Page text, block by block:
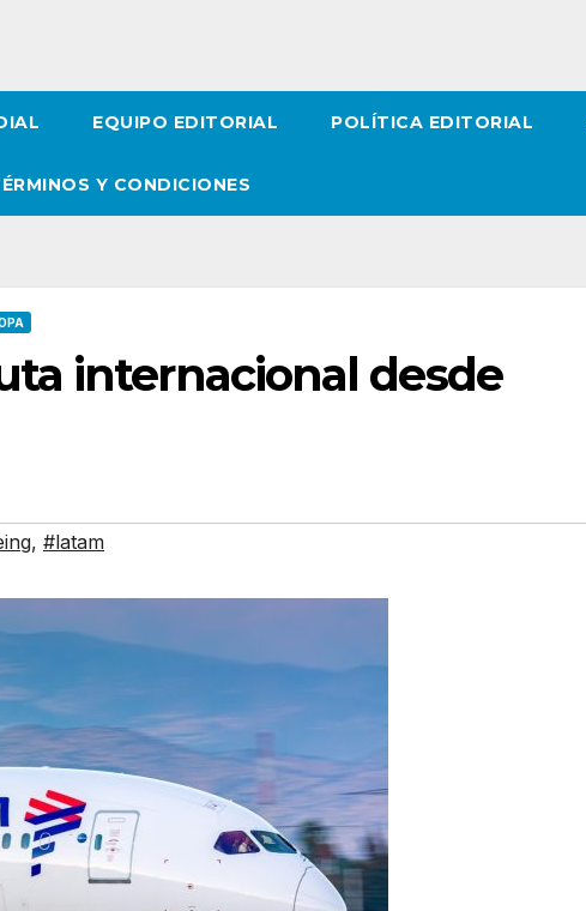
EQUIPO EDITORIAL POLÍTICA EDITORIAL
Y CONDICIONES
internacional desde
, #latam